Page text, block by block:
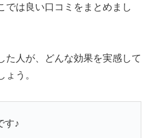
では良い口コミをまとめまし
た人が、どんな効果を実感して
う。
す♪